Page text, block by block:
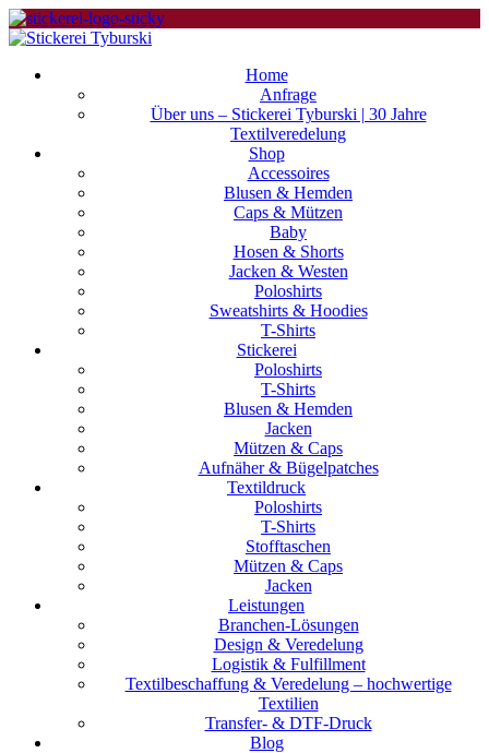
Home
Anfrage
Über uns – Stickerei Tyburski | 30 Jahre
Textilveredelung
Shop
Accessoires
Blusen & Hemden
Caps & Mützen
Baby
Hosen & Shorts
Jacken & Westen
Poloshirts
Sweatshirts & Hoodies
T-Shirts
Stickerei
Poloshirts
T-Shirts
Blusen & Hemden
Jacken
Mützen & Caps
Aufnäher & Bügelpatches
Textildruck
Poloshirts
T-Shirts
Stofftaschen
Mützen & Caps
Jacken
Leistungen
Branchen-Lösungen
Design & Veredelung
Logistik & Fulfillment
Textilbeschaffung & Veredelung – hochwertige
Textilien
Transfer- & DTF-Druck
Blog